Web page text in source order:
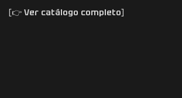
[👉 Ver catálogo completo]